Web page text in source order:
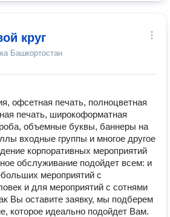
круг
Башкортостан
офсетная печать, полноцветная
печать, широкоформатная
объемные буквы, баннеры на
входные группы и многое другое
корпоративных мероприятий
обслуживание подойдет всем: и
мероприятий с
и для мероприятий с сотнями
Вы оставите заявку, мы подберем
которое идеально подойдет Вам.